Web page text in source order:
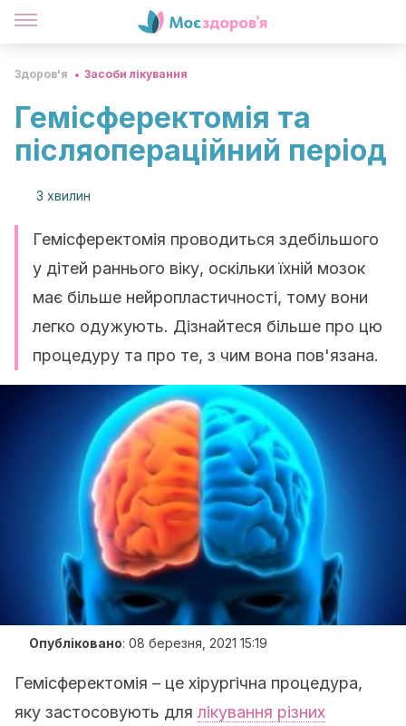
Здоров'я Засоби лікування
Гемісферектомія та
післяопераційний період
3 хвилин
Гемісферектомія проводиться здебільшого
у дітей раннього віку, оскільки їхній мозок
має більше нейропластичності, тому вони
легко одужують. Дізнайтеся більше про цю
процедуру та про те, з чим вона пов'язана.
Опубліковано: 08 березня, 2021 15:19
Гемісферектомія – це хірургічна процедура,
яку застосовують для лікування різних